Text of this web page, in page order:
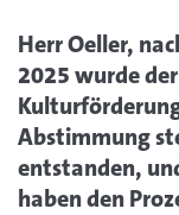
Herr Oeller,
2025 wurde
Abstimmung
entstanden,
haben den